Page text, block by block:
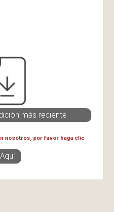
más reciente
nosotros, por favor haga clic
Aquí